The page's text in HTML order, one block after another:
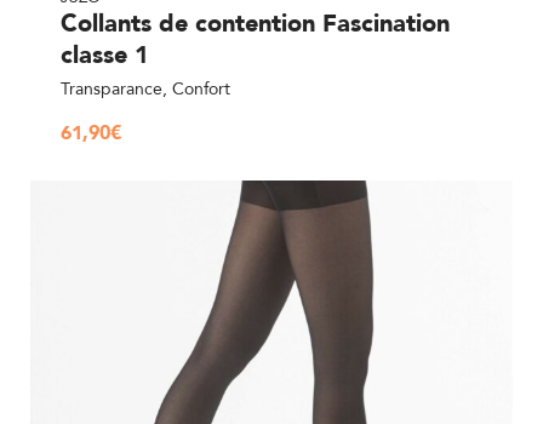
Collants de contention Fascination
classe 1
Transparance, Confort
61,90€